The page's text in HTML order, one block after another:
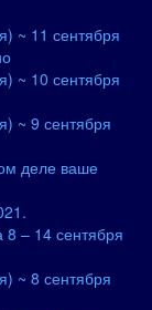
~ 11 сентября
~ 10 сентября
~ 9 сентября
деле ваше
8 – 14 сентября
~ 8 сентября